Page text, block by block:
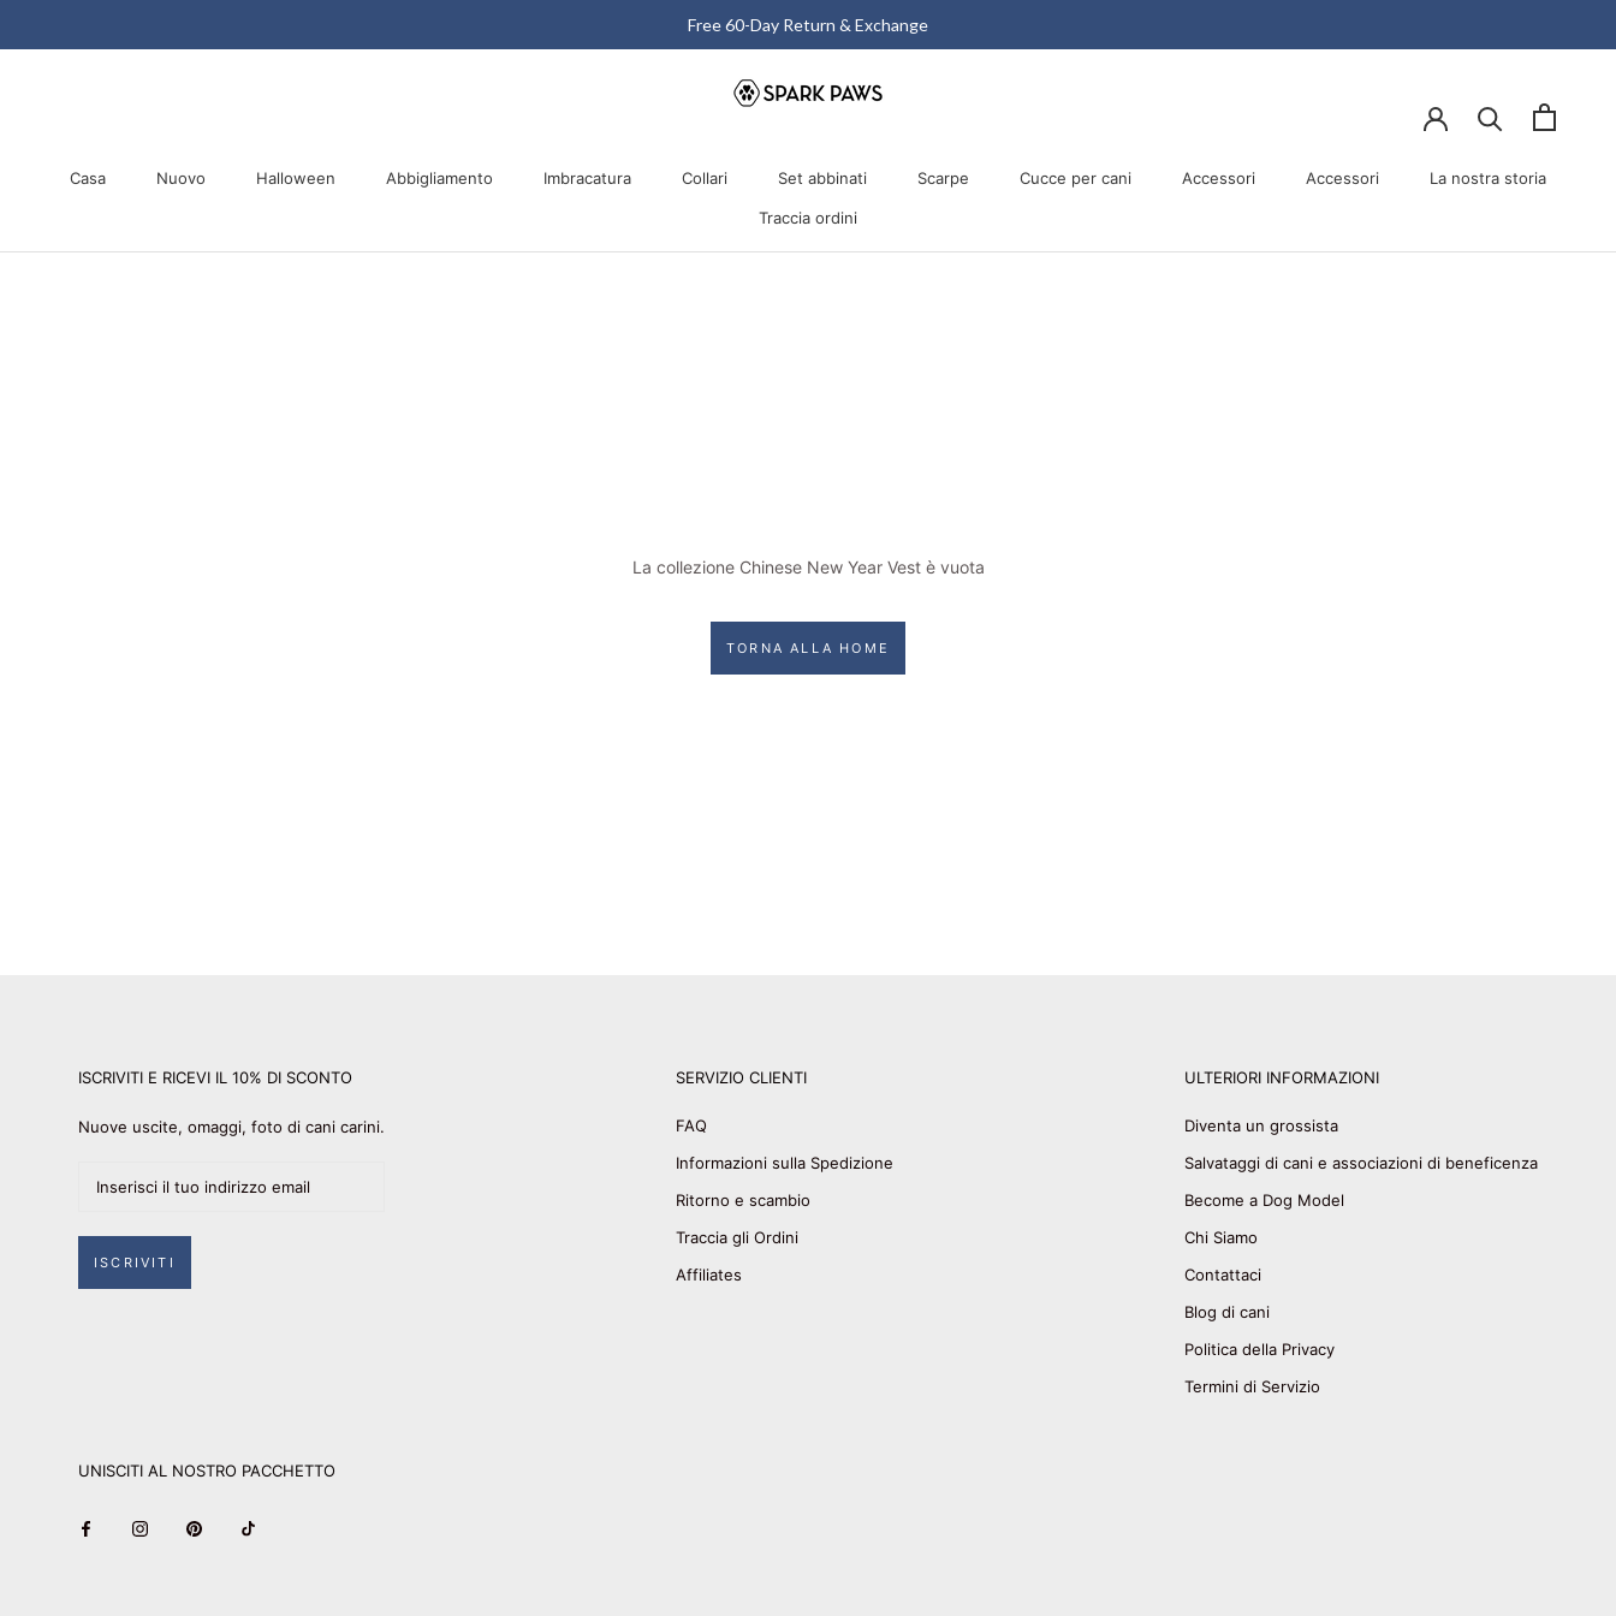
Free 60-Day Return & Exchange
Casa Nuovo Halloween Abbigliamento Imbracatura Collari Set abbinati Scarpe Cucce per cani Accessori Accessori La nostra storia
Traccia ordini
La collezione Chinese New Year Vest è vuota
TORNA ALLA HOME
ISCRIVITI E RICEVI IL 10% DI SCONTO
Nuove uscite, omaggi, foto di cani carini.
ISCRIVITI
SERVIZIO CLIENTI
FAQ
Informazioni sulla Spedizione
Ritorno e scambio
Traccia gli Ordini
Affiliates
ULTERIORI INFORMAZIONI
Diventa un grossista
Salvataggi di cani e associazioni di beneficenza
Become a Dog Model
Chi Siamo
Contattaci
Blog di cani
Politica della Privacy
Termini di Servizio
UNISCITI AL NOSTRO PACCHETTO